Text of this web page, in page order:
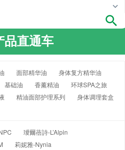
品直通车
面部精华油
身体复方精华油
基础油 香薰精油
环球SPA之旅
精油面部护理系列
身体调理套盒
璦爾蓓詩-L’Alpin
莉妮雅-Nynia